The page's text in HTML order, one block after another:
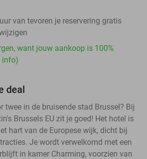
van tevoren je reservering gratis
want jouw aankoop is 100%
info)
deal
twee in de bruisende stad Brussel? Bij
Brussels EU zit je goed! Het hotel is
hart van de Europese wijk, dicht bij
Je wordt verwelkomd met een
in kamer Charming, voorzien van